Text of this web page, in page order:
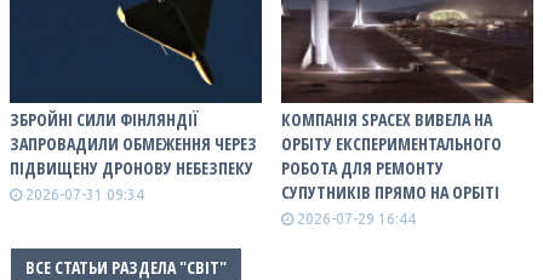
ЗБРОЙНІ СИЛИ ФІНЛЯНДІЇ
ЗАПРОВАДИЛИ ОБМЕЖЕННЯ ЧЕРЕЗ
ПІДВИЩЕНУ ДРОНОВУ НЕБЕЗПЕКУ
2026-07-31 09:34
КОМПАНІЯ SPACEX ВИВЕЛА НА
ОРБІТУ ЕКСПЕРИМЕНТАЛЬНОГО
РОБОТА ДЛЯ РЕМОНТУ
СУПУТНИКІВ ПРЯМО НА ОРБІТІ
2026-07-29 16:44
ВСЕ СТАТЬИ РАЗДЕЛА "СВІТ"